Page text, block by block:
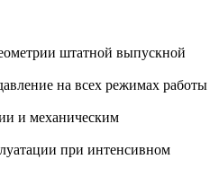
штатной выпускной
на всех режимах работы
и механическим
при интенсивном